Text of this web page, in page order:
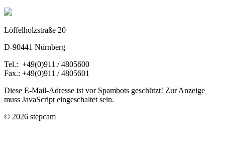
Löffelholzstraße 20
D-90441 Nürnberg
Tel.: +49(0)911 / 4805600
Fax.: +49(0)911 / 4805601
Diese E-Mail-Adresse ist vor Spambots geschützt! Zur Anzeige
muss JavaScript eingeschaltet sein.
© 2026 stepcam